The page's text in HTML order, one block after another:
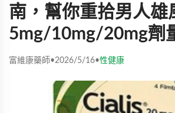
南，幫你重拾男人雄
5mg/10mg/20mg劑
富維康藥師•2026/5/16•性健康